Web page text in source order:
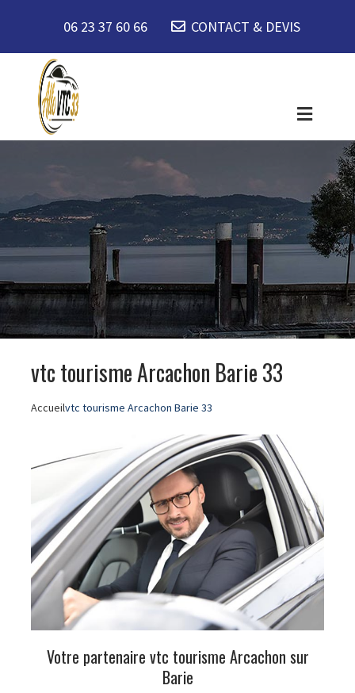
06 23 37 60 66 CONTACT & DEVIS
vtc tourisme Arcachon Barie 33
Accueilvtc tourisme Arcachon Barie 33
Votre partenaire vtc tourisme Arcachon sur
Barie